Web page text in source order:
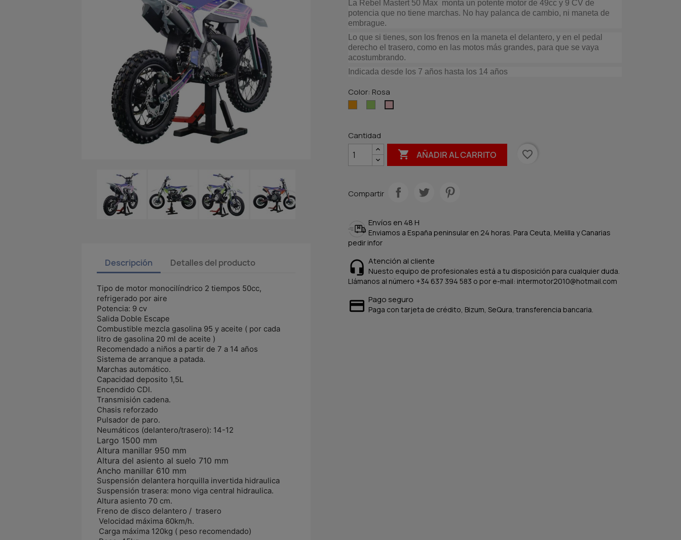
Descripción Detalles del producto
Tipo de motor monocilíndrico 2 tiempos 50cc,
refrigerado por aire
Potencia: 9 cv
Salida Doble Escape
Combustible mezcla gasolina 95 y aceite ( por cada
litro de gasolina 20 ml de aceite )
Recomendado a niños a partir de 7 a 14 años
Sistema de arranque a patada.
Marchas automático.
Capacidad deposito 1,5L
Encendido CDI.
Transmisión cadena.
Chasis reforzado
Pulsador de paro.
Neumáticos (delantero/trasero): 14-12
Largo 1500 mm
Altura manillar 950 mm
Altura del asiento al suelo 710 mm
Ancho manillar 610 mm
Suspensión delantera horquilla invertida hidraulica
Suspensión trasera: mono viga central hidraulica.
Altura asiento 70 cm.
Freno de disco delantero / trasero
Velocidad máxima 60km/h.
Carga máxima 120kg ( peso recomendado)
La Rebel Mastert 50 Max monta un potente motor de 49cc y 9 CV de
potencia que no tiene marchas. No hay palanca de cambio, ni maneta de
embrague.
Lo que si tienes, son los frenos en la maneta el delantero, y en el pedal
derecho el trasero, como en las motos más grandes, para que se vaya
acostumbrando.
Indicada desde los 7 años hasta los 14 años
Color: Rosa
Cantidad
 AÑADIR AL CARRITO favorite_border
Compartir
Envíos en 48 H
Enviamos a España peninsular en 24 horas. Para Ceuta, Melilla y Canarias
pedir infor
Atención al cliente
Nuesto equipo de profesionales está a tu disposición para cualquier duda.
Llámanos al número +34 637 394 583 o por e-mail: intermotor2010@hotmail.com
Pago seguro
Paga con tarjeta de crédito, Bizum, SeQura, transferencia bancaria.